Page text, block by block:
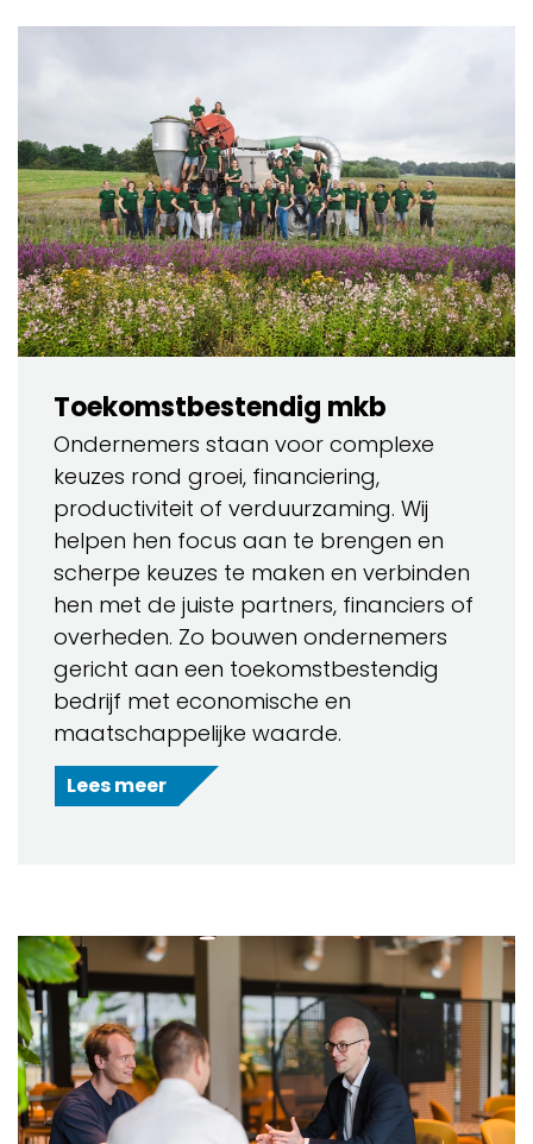
Toekomstbestendig mkb
Ondernemers staan voor complexe
keuzes rond groei, financiering,
productiviteit of verduurzaming. Wij
helpen hen focus aan te brengen en
scherpe keuzes te maken en verbinden
hen met de juiste partners, financiers of
overheden. Zo bouwen ondernemers
gericht aan een toekomstbestendig
bedrijf met economische en
maatschappelijke waarde.
Lees meer